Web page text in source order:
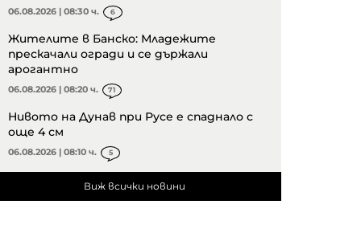
06.08.2026 | 08:30 ч. 6
Жителите в Банско: Младежите
прескачали огради и се държали
арогантно
06.08.2026 | 08:20 ч. 71
Нивото на Дунав при Русе е спаднало с
още 4 см
06.08.2026 | 08:10 ч. 5
Виж всички новини